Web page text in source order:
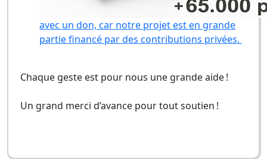
avec un don, car notre projet est en grande
partie financé par des contributions privées.
Chaque geste est pour nous une grande aide !
Un grand merci d’avance pour tout soutien !